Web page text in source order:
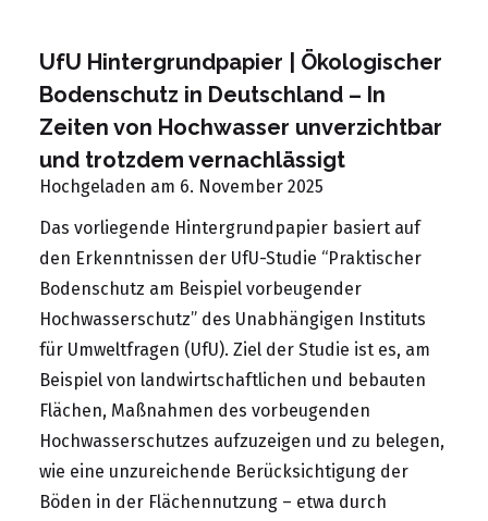
UfU Hintergrundpapier | Ökologischer
Bodenschutz in Deutschland – In
Zeiten von Hochwasser unverzichtbar
und trotzdem vernachlässigt
Hochgeladen am 6. November 2025
Das vorliegende Hintergrundpapier basiert auf
den Erkenntnissen der UfU-Studie “Praktischer
Bodenschutz am Beispiel vorbeugender
Hochwasserschutz” des Unabhängigen Instituts
für Umweltfragen (UfU). Ziel der Studie ist es, am
Beispiel von landwirtschaftlichen und bebauten
Flächen, Maßnahmen des vorbeugenden
Hochwasserschutzes aufzuzeigen und zu belegen,
wie eine unzureichende Berücksichtigung der
Böden in der Flächennutzung – etwa durch